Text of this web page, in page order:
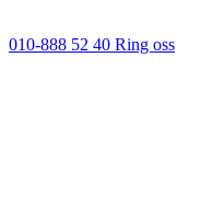
010-888 52 40 Ring oss